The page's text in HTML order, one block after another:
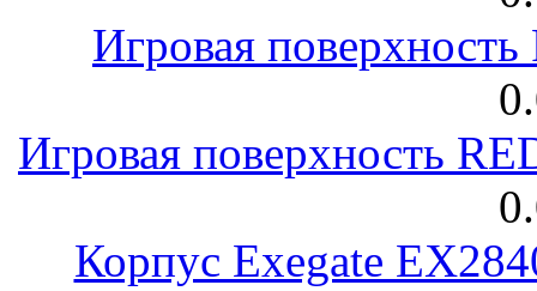
Игровая
Игровая поверхность
Корпус Exegate